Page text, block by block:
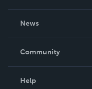
News
In The News
Community
Help